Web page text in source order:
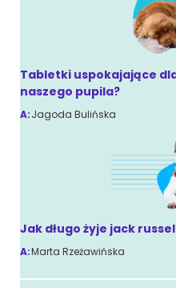
Tabletki uspokajające
naszego pupila?
A:Jagoda Bulińska
Jak długo żyje jack
A:Marta Rzeżawińska